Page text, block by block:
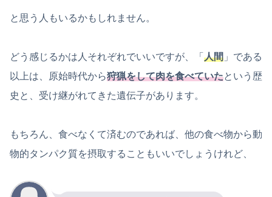
と思う人もいるかもしれません。
どう感じるかは人それぞれでいいですが、「 人間 」である
以上は、原始時代から狩猟をして肉を食べていたという歴
史と、受け継がれてきた遺伝子があります。
もちろん、食べなくて済むのであれば、他の食べ物から動
物的タンパク質を摂取することもいいでしょうけれど、